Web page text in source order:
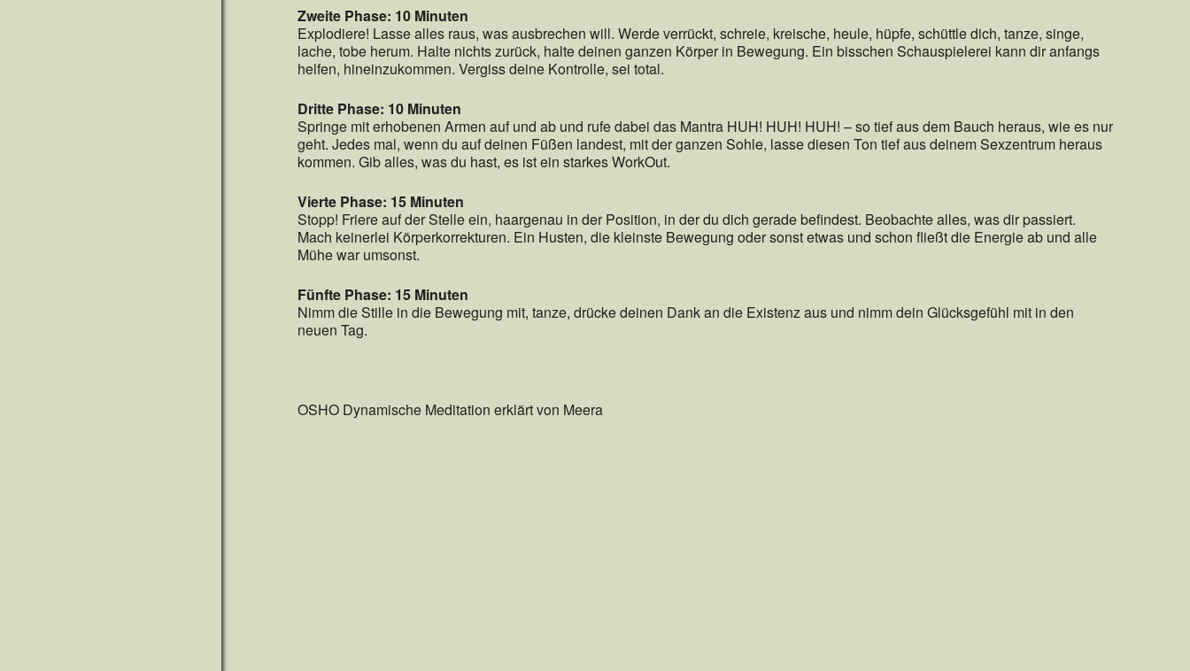
Zweite Phase: 10 Minuten
Explodiere! Lasse alles raus, was ausbrechen will. Werde verrückt, schreie, kreische, heule, hüpfe, schüttle dich, tanze, singe,
lache, tobe herum. Halte nichts zurück, halte deinen ganzen Körper in Bewegung. Ein bisschen Schauspielerei kann dir anfangs
helfen, hineinzukommen. Vergiss deine Kontrolle, sei total.
Dritte Phase: 10 Minuten
Springe mit erhobenen Armen auf und ab und rufe dabei das Mantra HUH! HUH! HUH! – so tief aus dem Bauch heraus, wie es nur
geht. Jedes mal, wenn du auf deinen Füßen landest, mit der ganzen Sohle, lasse diesen Ton tief aus deinem Sexzentrum heraus
kommen. Gib alles, was du hast, es ist ein starkes WorkOut.
Vierte Phase: 15 Minuten
Stopp! Friere auf der Stelle ein, haargenau in der Position, in der du dich gerade befindest. Beobachte alles, was dir passiert.
Mach keinerlei Körperkorrekturen. Ein Husten, die kleinste Bewegung oder sonst etwas und schon fließt die Energie ab und alle
Mühe war umsonst.
Fünfte Phase: 15 Minuten
Nimm die Stille in die Bewegung mit, tanze, drücke deinen Dank an die Existenz aus und nimm dein Glücksgefühl mit in den
neuen Tag.
OSHO Dynamische Meditation erklärt von Meera